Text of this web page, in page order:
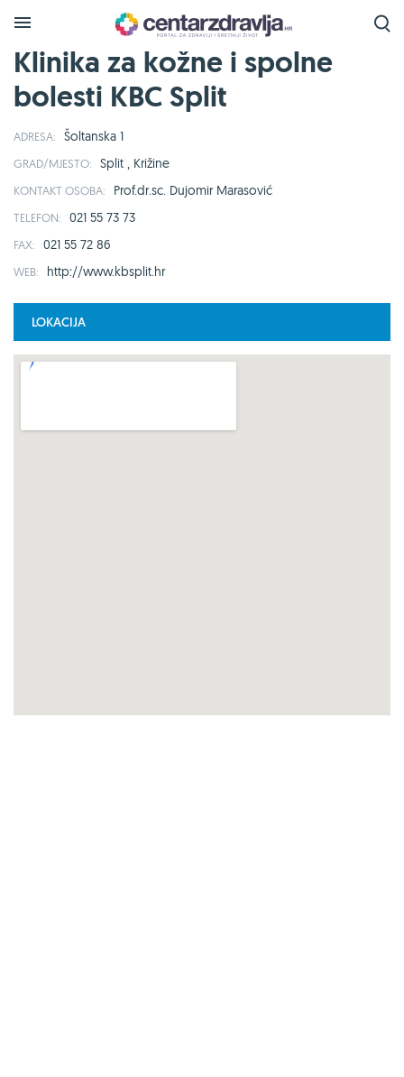
Klinika za kožne i spolne
bolesti KBC Split
ADRESA: Šoltanska 1
GRAD/MJESTO: Split , Križine
KONTAKT OSOBA: Prof.dr.sc. Dujomir Marasović
TELEFON: 021 55 73 73
FAX: 021 55 72 86
WEB: http://www.kbsplit.hr
LOKACIJA